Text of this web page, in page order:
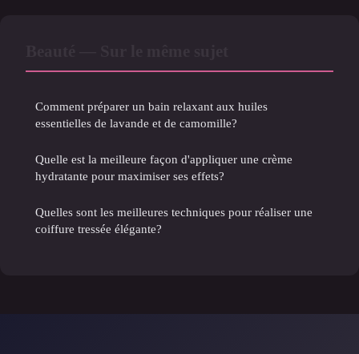
Comment préparer un bain relaxant aux huiles
essentielles de lavande et de camomille?
Quelle est la meilleure façon d'appliquer une crème
hydratante pour maximiser ses effets?
Quelles sont les meilleures techniques pour réaliser une
coiffure tressée élégante?